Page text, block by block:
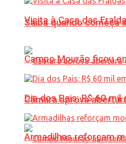
Saiba quando começa
Câmara aprova
Visita à Casa das
Campo Mourão ficou
Dia dos Pais: R$ 60
Armadilhas reforçam